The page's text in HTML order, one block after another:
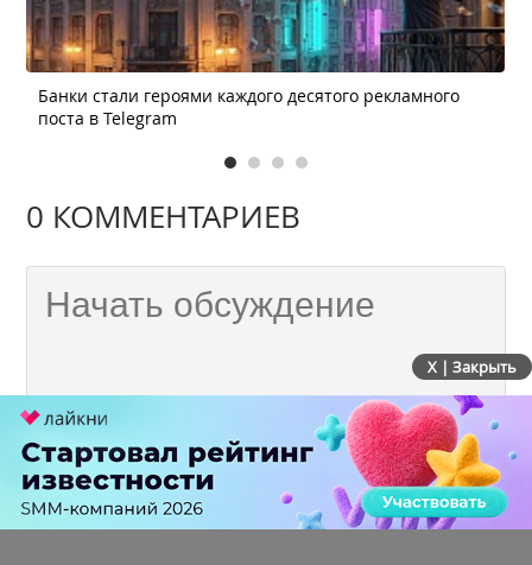
Банки стали героями каждого десятого рекламного
поста в Telegram
0 КОММЕНТАРИЕВ
X | Закрыть